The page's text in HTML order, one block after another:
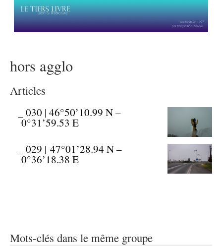
hors agglo
Articles
_030 | 46°50’10.99 N –
0°31’59.53 E
_029 | 47°01’28.94 N –
0°36’18.38 E
Mots-clés dans le même groupe